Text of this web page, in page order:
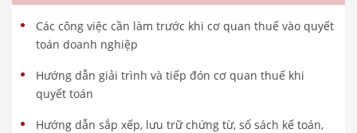
Các công việc cần làm trước khi cơ quan thuế vào quyết
toán doanh nghiệp
Hướng dẫn giải trình và tiếp đón cơ quan thuế khi
quyết toán
Hướng dẫn sắp xếp, lưu trữ chứng từ, sổ sách kế toán,